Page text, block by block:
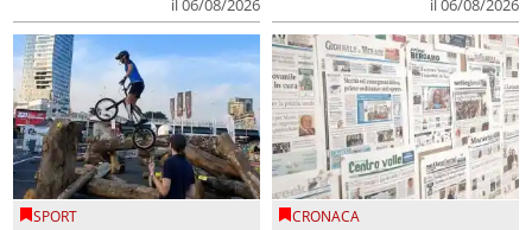
il 06/08/2026 il 06/08/2026
SPORT CRONACA